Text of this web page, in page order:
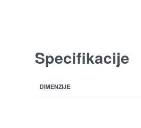
Specifikacije
DIMENZIJE